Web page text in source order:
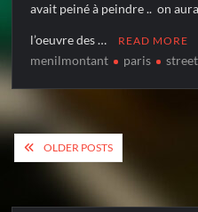
avait peiné à peindre .. on
l’oeuvre des … READ MORE
menilmontant paris
Posts
navigation
OLDER POSTS